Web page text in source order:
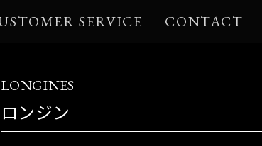
SERVICE CONTACT
LONGINES
ロンジン